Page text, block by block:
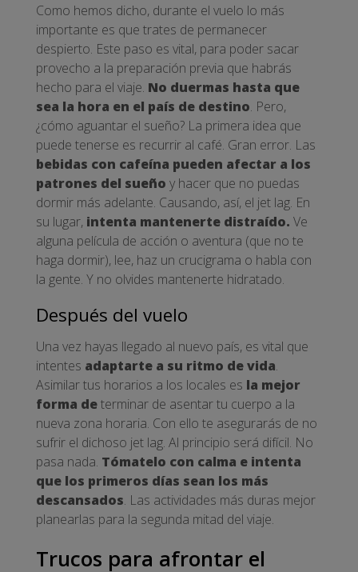
Como hemos dicho, durante el vuelo lo más
importante es que trates de permanecer
despierto. Este paso es vital, para poder sacar
provecho a la preparación previa que habrás
hecho para el viaje. No duermas hasta que
sea la hora en el país de destino. Pero,
¿cómo aguantar el sueño? La primera idea que
puede tenerse es recurrir al café. Gran error. Las
bebidas con cafeína pueden afectar a los
patrones del sueño y hacer que no puedas
dormir más adelante. Causando, así, el jet lag. En
su lugar, intenta mantenerte distraído. Ve
alguna película de acción o aventura (que no te
haga dormir), lee, haz un crucigrama o habla con
la gente. Y no olvides mantenerte hidratado.
Después del vuelo
Una vez hayas llegado al nuevo país, es vital que
intentes adaptarte a su ritmo de vida.
Asimilar tus horarios a los locales es la mejor
forma determinar de asentar tu cuerpo a la
nueva zona horaria. Con ello te asegurarás de no
sufrir el dichoso jet lag. Al principio será difícil. No
pasa nada. Tómatelo con calma e intenta
que los primeros días sean los más
descansados. Las actividades más duras mejor
planearlas para la segunda mitad del viaje.
Trucos para afrontar el